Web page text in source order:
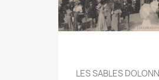
LES SABLES